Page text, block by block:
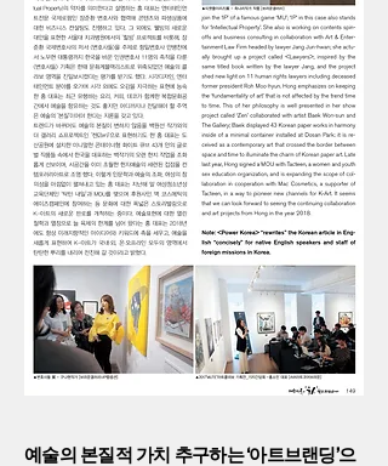
예술의 본질적 가치 추구하는 ‘아트브랜딩’으